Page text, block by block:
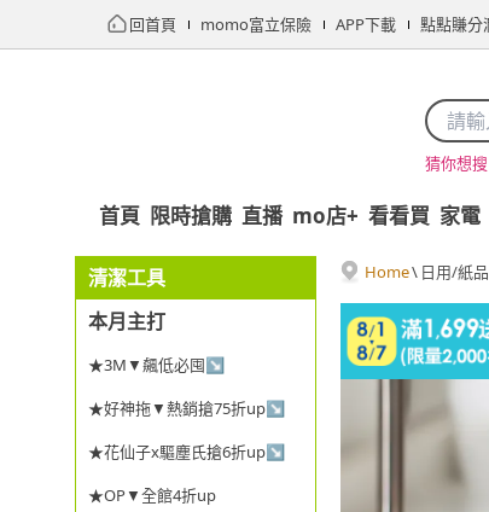
回首頁 momo富立保險 APP下載 點點賺分
猜你想
首頁 限時搶購 直播 mo店+ 看看買 家電
清潔工具
本月主打
★3M▼飆低必囤↘
★好神拖▼熱銷搶75折up↘
★花仙子x驅塵氏搶6折up↘
★OP▼全館4折up
Home\ 日用/紙品